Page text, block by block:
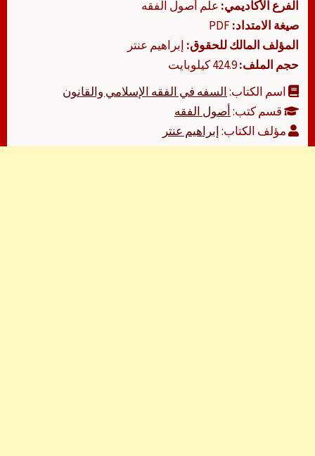
الفرع الأكاديمي: علم أصول الفقه
صيغة الامتداد:
المؤلف المالك للحقوق: إبراهيم عنتر
حجم الملف:424.9 كيلوبايت
اسم الكتاب:السفه في الفقه الإسلامي والقانون
قسم كتب:أصول الفقه
مؤلف الكتاب:إبراهيم عنتر